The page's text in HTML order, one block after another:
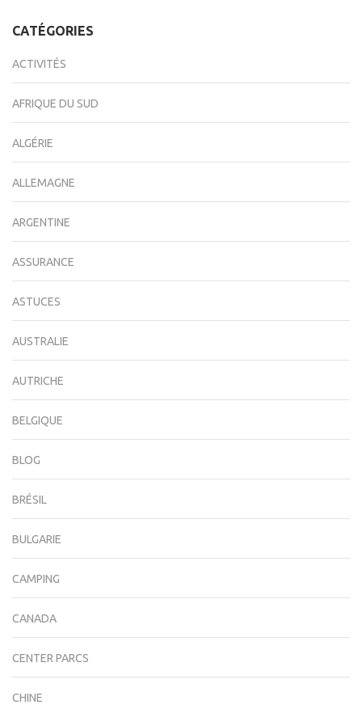
CATÉGORIES
ACTIVITÉS
AFRIQUE DU SUD
ALGÉRIE
ALLEMAGNE
ARGENTINE
ASSURANCE
ASTUCES
AUSTRALIE
AUTRICHE
BELGIQUE
BLOG
BRÉSIL
BULGARIE
CAMPING
CANADA
CENTER PARCS
CHINE